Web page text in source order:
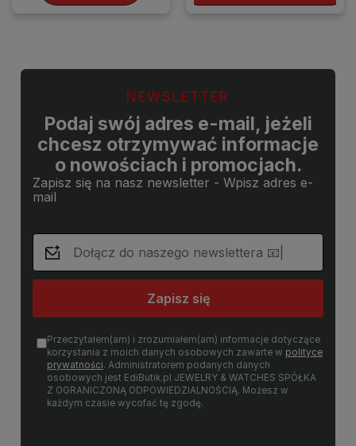
NEWSLETTER
Podaj swój adres e-mail, jeżeli
chcesz otrzymywać informacje
o nowościach i promocjach.
Zapisz się na nasz newsletter - Wpisz adres e-
mail
Zapisz się
Przeczytałem(am) i zrozumiałem(am) informacje dotyczące
korzystania z moich danych osobowych zawarte w polityce
prywatności. Administratorem podanych danych
osobowych jest EdiButik.pl JEWELRY & WATCHES SPÓŁKA
Z OGRANICZONĄ ODPOWIEDZIALNOŚCIĄ. Możesz w
każdym czasie wycofać tę zgodę.